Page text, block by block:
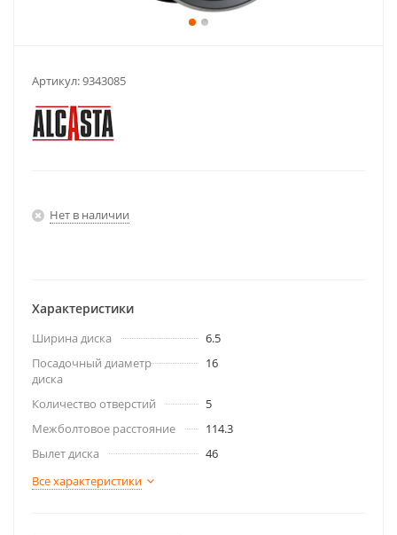
Артикул:9343085
Нет в наличии
Характеристики
Ширина диска
6.5
Посадочный диаметр
диска
16
Количество отверстий
5
Межболтовое расстояние
114.3
Вылет диска
46
Все характеристики